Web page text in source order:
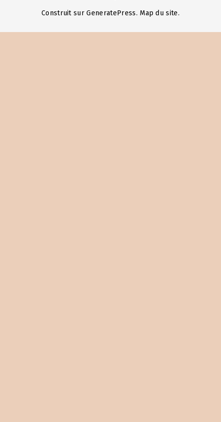
Construit surGeneratePress. Map du site.